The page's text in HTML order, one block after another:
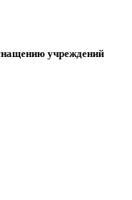
учреждений